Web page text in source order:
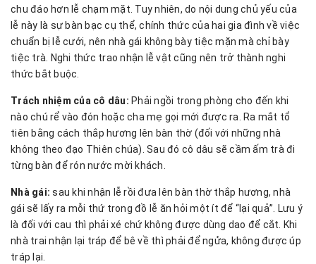
chu đáo hơn lễ chạm mặt. Tuy nhiên, do nội dung chủ yếu của
lễ này là sự bàn bạc cụ thể, chính thức của hai gia đình về việc
chuẩn bị lễ cưới, nên nhà gái không bày tiệc mặn mà chỉ bày
tiệc trà. Nghi thức trao nhận lễ vật cũng nên trở thành nghi
thức bắt buộc.
Trách nhiệm của cô dâu: Phải ngồi trong phòng cho đến khi
nào chú rể vào đón hoặc cha mẹ gọi mới được ra. Ra mắt tổ
tiên bằng cách thắp hương lên bàn thờ (đối với những nhà
không theo đạo Thiên chúa). Sau đó cô dâu sẽ cầm ấm trà đi
từng bàn để rón nước mời khách.
Nhà gái: sau khi nhận lễ rồi đưa lên bàn thờ thắp hương, nhà
gái sẽ lấy ra mỗi thứ trong đồ lễ ăn hỏi một ít để “lại quả”. Lưu ý
là đối với cau thì phải xé chứ không được dùng dao để cắt. Khi
nhà trai nhận lại tráp để bê về thì phải để ngửa, không được úp
tráp lại.